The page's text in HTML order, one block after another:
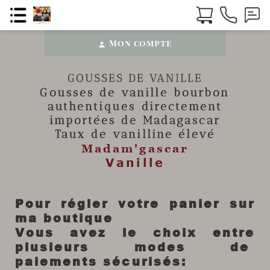
person Mon compte
GOUSSES DE VANILLE
Gousses de vanille bourbon
authentiques directement
importées de Madagascar
Taux de vanilline élevé
Madam'gascar
Vanille
Pour régler votre panier sur
ma boutique
Vous avez le choix entre
plusieurs modes de
paiements sécurisés: